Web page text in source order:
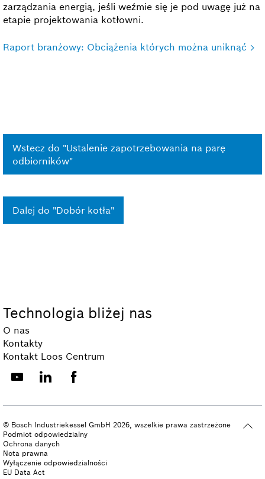
zarządzania energią, jeśli weźmie się je pod uwagę już na
etapie projektowania kotłowni.
Raport branżowy: Obciążenia których można uniknąć
Wstecz do "Ustalenie zapotrzebowania na parę
odbiorników"
Dalej do "Dobór kotła"
Technologia bliżej nas
O nas
Kontakty
Kontakt Loos Centrum
© Bosch Industriekessel GmbH 2026, wszelkie prawa zastrzeżone
Podmiot odpowiedzialny
Ochrona danych
Nota prawna
Wyłączenie odpowiedzialności
EU Data Act